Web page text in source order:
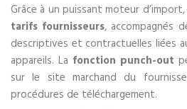
Grâce à un puissant moteur
tarifs fournisseurs, accompagnés
descriptives et contractuelles liées
appareils. La fonction punch-out
sur le site marchand du
procédures de téléchargement.